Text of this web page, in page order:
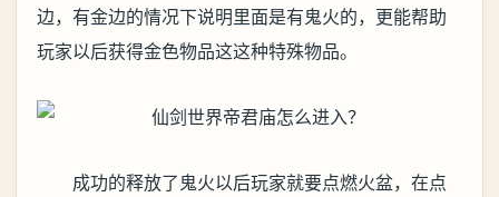
边，有金边的情况下说明里面是有鬼火的，更能帮助
玩家以后获得金色物品这这种特殊物品。
成功的释放了鬼火以后玩家就要点燃火盆，在点